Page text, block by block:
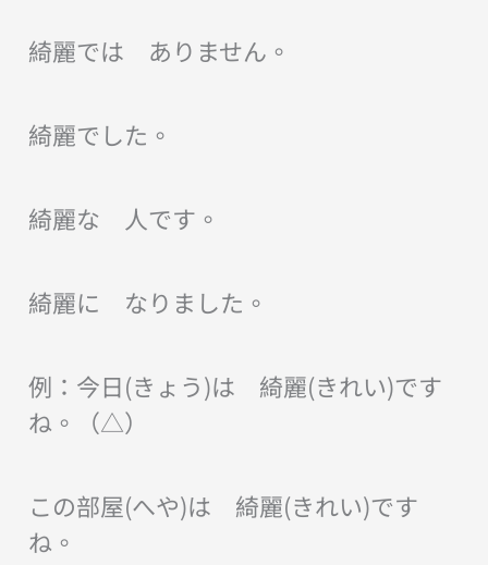
綺麗では ありません。
綺麗でした。
綺麗な 人です。
綺麗に なりました。
例：今日(きょう)は 綺麗(きれい)です
ね。（△）
この部屋(へや)は 綺麗(きれい)です
ね。